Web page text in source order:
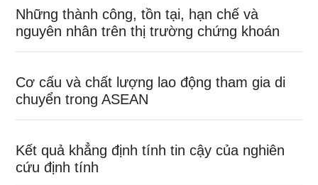
Những thành công, tồn tại, hạn chế và
nguyên nhân trên thị trường chứng khoán
Cơ cấu và chất lượng lao động tham gia di
chuyển trong ASEAN
Kết quả khẳng định tính tin cậy của nghiên
cứu định tính